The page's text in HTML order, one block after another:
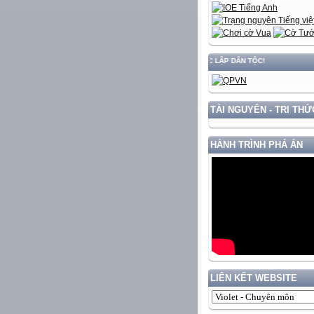
GẮN VỚI BẢO VỆ VỮNG CHẮC CHỦ QUYỀN VÀ ĐỘC LẬP DÂN TỘC!
TÀI NGUYÊN - TRI
HÀNH TRÌNH PHÁ ÁN
LIÊN KẾT WEBSITE